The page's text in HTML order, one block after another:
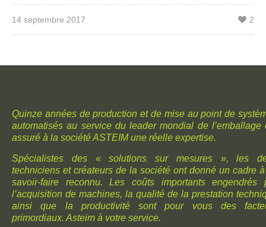
14 septembre 2017 2
Quinze années de production et de mise au point de
automatisés au service du leader mondial de l’emballage
assuré à la société ASTEIM une réelle expertise.
Spécialistes des « solutions sur mesures », les
techniciens et créateurs de la société ont donné un cadre
savoir-faire reconnu. Les coûts importants engendrés
l’acquisition de machines, la qualité de la prestation
ainsi que la productivité sont pour vous des
primordiaux. Asteim à votre service.